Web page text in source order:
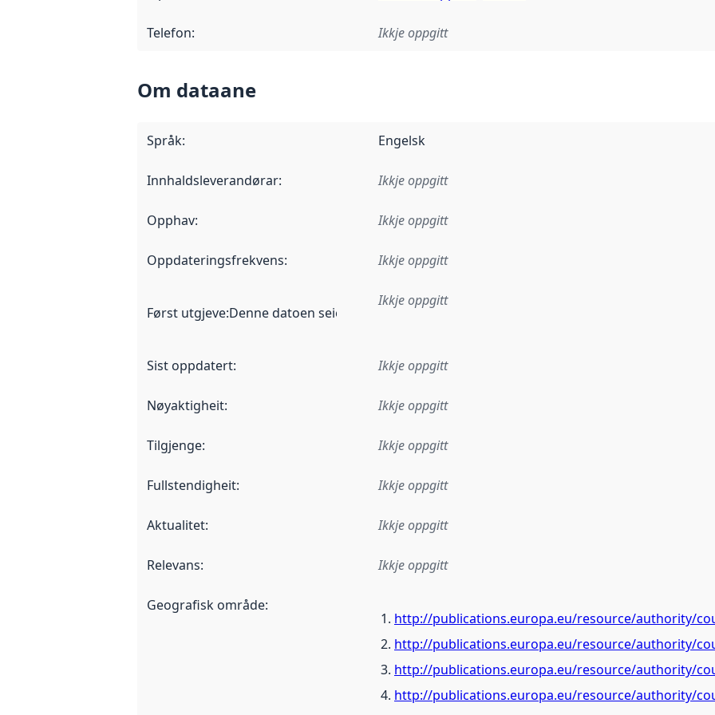
Telefon: Ikkje oppgitt
Om dataane
Språk: Engelsk
Innhaldsleverandørar: Ikkje oppgitt
Opphav: Ikkje oppgitt
Oppdateringsfrekvens: Ikkje oppgitt
Først utgjeve:Denne datoen seier når dataa i dette datasettet først blei utgitt. Det kan ha
Ikkje oppgitt
Sist oppdatert: Ikkje oppgitt
Nøyaktigheit: Ikkje oppgitt
Tilgjenge: Ikkje oppgitt
Fullstendigheit: Ikkje oppgitt
Aktualitet: Ikkje oppgitt
Relevans: Ikkje oppgitt
Geografisk område:
http://publications.europa.eu/resource/authority/
http://publications.europa.eu/resource/authority/
http://publications.europa.eu/resource/authority/
http://publications.europa.eu/resource/authority/